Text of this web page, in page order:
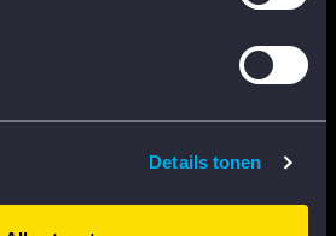
Details tonen